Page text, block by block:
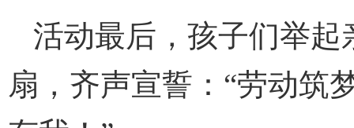
活动最后，孩子们举
扇，齐声宣誓：“劳动筑